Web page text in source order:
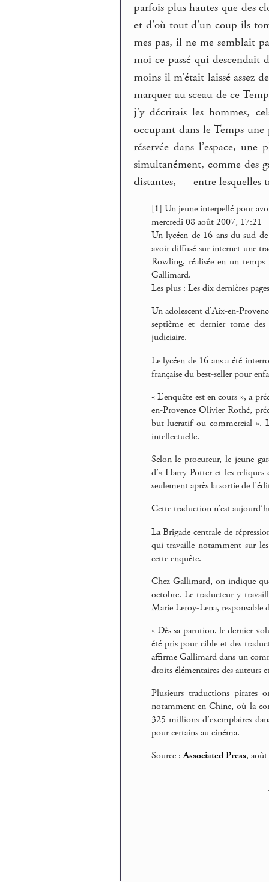
parfois plus hautes que des
et d’où tout d’un coup ils
mes pas, il ne me semblait
moi ce passé qui
moins il m’était laissé assez
marquer au sceau de ce
j’y décrirais les hommes,
occupant dans le Temps
réservée dans l’espace,
simultanément, comme des
distantes, — entre lesquelles
[1] Un jeune interpellé pour
mercredi 08 août 2007, 17:21
Un lycéen de 16 ans du sud
avoir diffusé sur internet une
Rowling, réalisée en un
Gallimard.
Les plus : Les dix dernières
Un adolescent d’Aix-en-
septième et dernier tome
judiciaire.
Le lycéen de 16 ans a été
française du best-seller pour
« L’enquête est en cours », a
en-Provence Olivier Rothé,
but lucratif ou commercial ».
intellectuelle.
Selon le procureur, le jeune
d’« Harry Potter et les
seulement après la sortie de
Cette traduction n’est
La Brigade centrale de
qui travaille notamment sur
cette enquête.
Chez Gallimard, on indique
octobre. Le traducteur y
Marie Leroy-Lena, responsable
« Dès sa parution, le dernier
été pris pour cible et des
affirme Gallimard dans un
droits élémentaires des auteurs
Plusieurs traductions pirates
notamment en Chine, où la
325 millions d’exemplaires
pour certains au cinéma.
Source :Associated Press,